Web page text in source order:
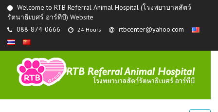
Welcome to RTB Referral Animal Hospital (โรงพยาบาลสัตว์
รัตนาธิเบศร์ อาร์ทีบี) Website
088-874-0666
24 Hours rtbcenter@yahoo.com